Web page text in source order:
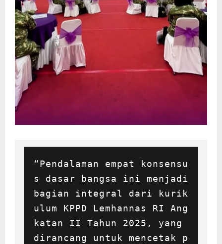
“Pendalaman empat konsensu
s dasar bangsa ini menjadi
bagian integral dari kurik
ulum KPPD Lemhannas RI Ang
katan II Tahun 2025, yang
dirancang untuk mencetak p